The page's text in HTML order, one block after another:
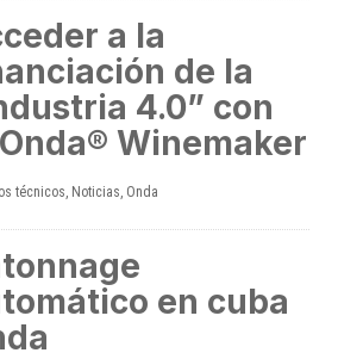
a la
de la
4.0” con
Winemaker
técnicos Noticias Onda
en cuba